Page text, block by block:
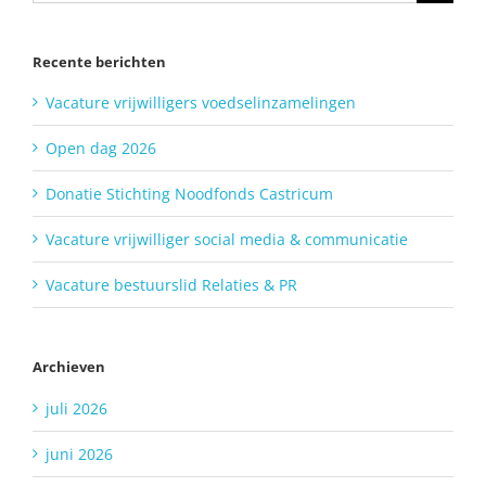
Recente berichten
Vacature vrijwilligers voedselinzamelingen
Open dag 2026
Donatie Stichting Noodfonds Castricum
Vacature vrijwilliger social media & communicatie
Vacature bestuurslid Relaties & PR
Archieven
juli 2026
juni 2026